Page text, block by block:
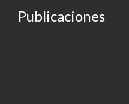
Publicaciones